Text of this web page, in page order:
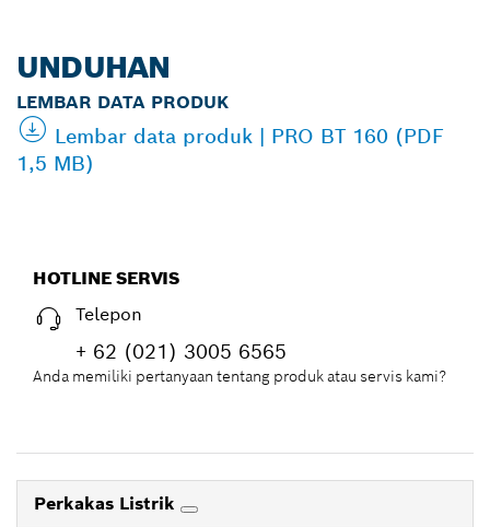
UNDUHAN
LEMBAR DATA PRODUK
Lembar data produk | PRO BT 160 (PDF
1,5 MB)
HOTLINE SERVIS
Telepon
+ 62 (021) 3005 6565
Anda memiliki pertanyaan tentang produk atau servis kami?
Perkakas Listrik